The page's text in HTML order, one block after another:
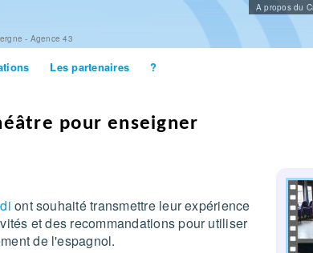
- Agence 43
A propos du
Les partenaires ?
pour enseigner
ont souhaité transmettre leur expérience
et des recommandations pour utiliser
de l'espagnol.